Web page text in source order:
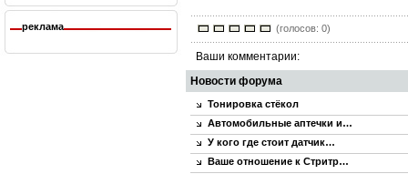
реклама (голосов: 0)
Ваши комментарии:
Новости форума
Тонировка стёкол
Автомобильные аптечки и…
У кого где стоит датчик…
Ваше отношение к Стритр…